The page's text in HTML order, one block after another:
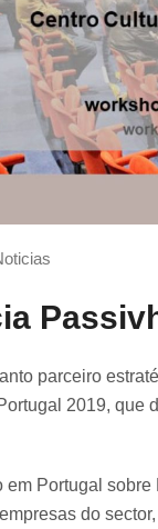
parceiro
2019, que
em Portugal
do